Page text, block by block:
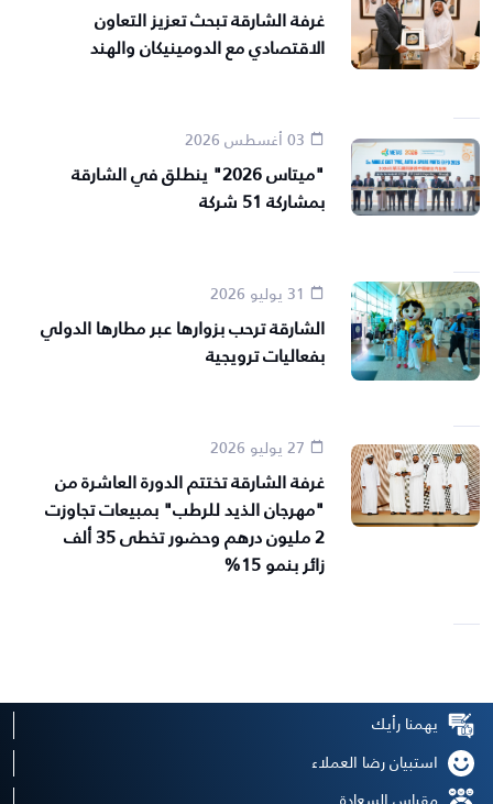
غرفة الشارقة تبحث تعزيز التعاون
الاقتصادي مع الدومينيكان والهند
"ميتاس 2026" ينطلق في الشارقة
بمشاركة 51 شركة
الشارقة ترحب بزوارها عبر مطارها الدولي
بفعاليات ترويجية
غرفة الشارقة تختتم الدورة العاشرة من
"مهرجان الذيد للرطب" بمبيعات تجاوزت
2 مليون درهم وحضور تخطى 35 ألف
زائر بنمو 15%
يهمنا رأيك
استبيان رضا العملاء